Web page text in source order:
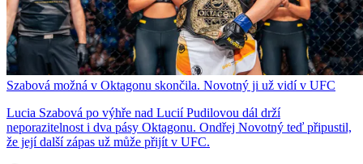
Szabová možná v Oktagonu skončila. Novotný ji už vidí v UFC
Lucia Szabová po výhře nad Lucií Pudilovou dál drží
neporazitelnost i dva pásy Oktagonu. Ondřej Novotný teď připustil,
že její další zápas už může přijít v UFC.